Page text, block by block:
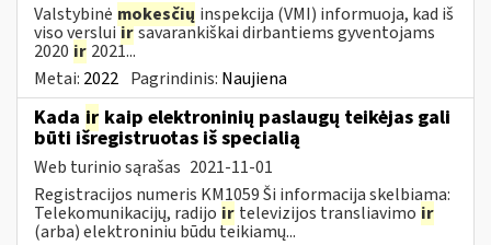
Valstybinė mokesčių inspekcija (VMI) informuoja, kad iš
viso versluiirsavarankiškai dirbantiems gyventojams
2020 ir 2021...
Metai: 2022 Pagrindinis: Naujiena
Kada ir kaip elektroninių paslaugų teikėjas gali
būti išregistruotas iš specialią
Web turinio sąrašas 2021-11-01
Registracijos numeris KM1059 Ši informacija skelbiama:
Telekomunikacijų, radijo ir televizijos transliavimo ir
(arba) elektroniniu būdu teikiamų...